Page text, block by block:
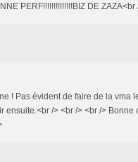
PERF!!!!!!!!!!!!!!BIZ DE
! Pas évident de faire de la vma
ensuite.<br /> <br /> <br /> Bonne